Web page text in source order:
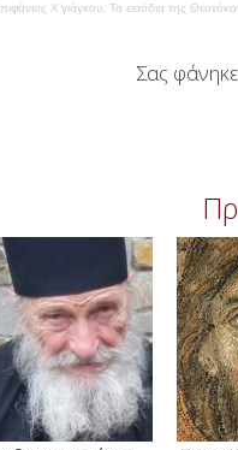
Χ’γιάγκου. Τα εισόδια της
Σας